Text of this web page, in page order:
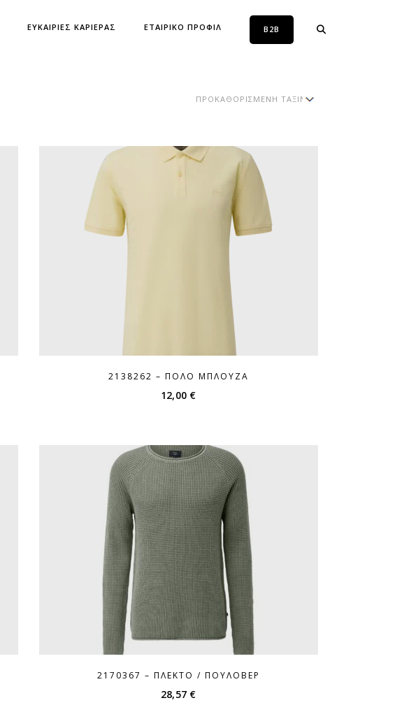
ΕΥΚΑΙΡΙΕΣ ΚΑΡΙΕΡΑΣ ΕΤΑΙΡΙΚΟ ΠΡΟΦΙΛ B2B
2138262 – ΠΌΛΟ ΜΠΛΟΎΖΑ
12,00 €
2170367 – ΠΛΕΚΤΌ / ΠΟΥΛΌΒΕΡ
28,57 €